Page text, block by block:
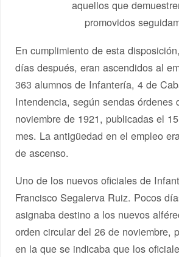
aquellos que
promovidos
En cumplimiento de esta
días después, eran ascendidos al
363 alumnos de Infantería, 4 de
Intendencia, según sendas órdenes
noviembre de 1921, publicadas el
mes. La antigüedad en el empleo
de ascenso.
Uno de los nuevos oficiales de
Francisco Segalerva Ruiz. Pocos
asignaba destino a los nuevos
orden circular del 26 de noviembre,
en la que se indicaba que los